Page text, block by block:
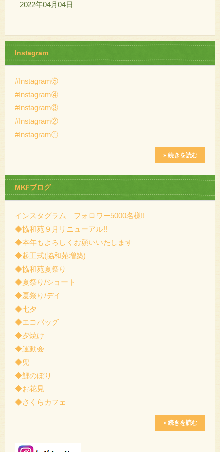
2022年04月04日
Instagram
#Instagram⑤
#Instagram④
#Instagram③
#Instagram②
#Instagram①
» 続きを読む
MKFブログ
インスタグラム フォロワー5000名様!!
◆協和苑９月リニューアル!!
◆本年もよろしくお願いいたします
◆起工式(協和苑増築)
◆協和苑夏祭り
◆夏祭り/ショート
◆夏祭り/デイ
◆七夕
◆エコバッグ
◆夕焼け
◆運動会
◆兜
◆鯉のぼり
◆お花見
◆さくらカフェ
» 続きを読む